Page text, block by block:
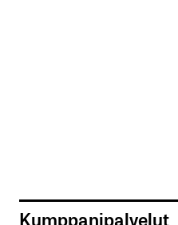
Kumppanipalvelut